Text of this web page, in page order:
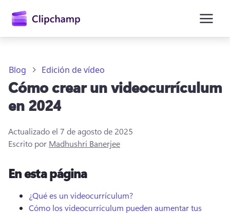
principal
Iniciar sesión
Probar gratis
Blog Edición de vídeo
Cómo crear un videocurrículum
en 2024
Actualizado el 7 de agosto de 2025
Escrito por Madhushri Banerjee
En esta página
¿Qué es un videocurrículum?
Cómo los videocurrículum pueden aumentar tus